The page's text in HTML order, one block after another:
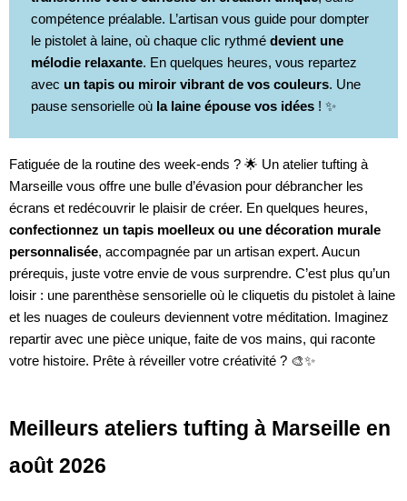
compétence préalable. L’artisan vous guide pour dompter
le pistolet à laine, où chaque clic rythmé devient une
mélodie relaxante. En quelques heures, vous repartez
avec un tapis ou miroir vibrant de vos couleurs. Une
pause sensorielle où la laine épouse vos idées ! ✨
Fatiguée de la routine des week-ends ? 🌟 Un atelier tufting à
Marseille vous offre une bulle d’évasion pour débrancher les
écrans et redécouvrir le plaisir de créer. En quelques heures,
confectionnez un tapis moelleux ou une décoration murale
personnalisée, accompagnée par un artisan expert. Aucun
prérequis, juste votre envie de vous surprendre. C’est plus qu’un
loisir : une parenthèse sensorielle où le cliquetis du pistolet à laine
et les nuages de couleurs deviennent votre méditation. Imaginez
repartir avec une pièce unique, faite de vos mains, qui raconte
votre histoire. Prête à réveiller votre créativité ? 🎨✨
Meilleurs ateliers tufting à Marseille en
août 2026